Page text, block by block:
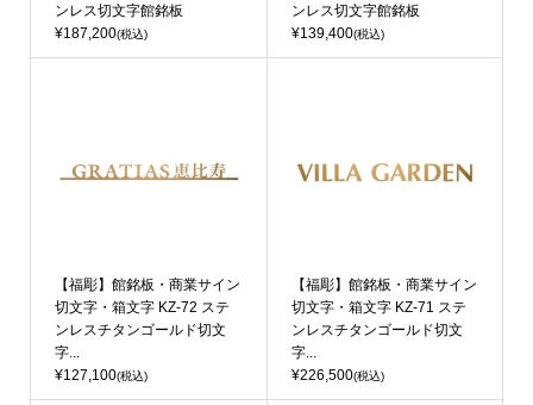
ンレス切文字館銘板
¥187,200(税込)
ンレス切文字館銘板
¥139,400(税込)
【福彫】館銘板・商業サイン
切文字・箱文字 KZ-72 ステ
ンレスチタンゴールド切文
字...
¥127,100(税込)
【福彫】館銘板・商業サイン
切文字・箱文字 KZ-71 ステ
ンレスチタンゴールド切文
字...
¥226,500(税込)